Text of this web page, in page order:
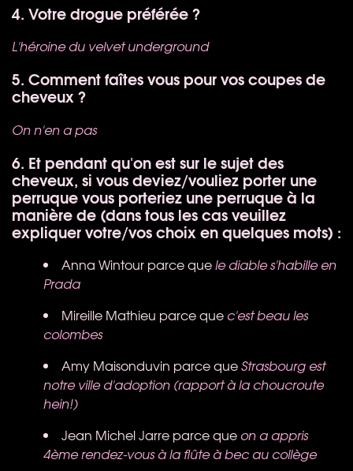
4. Votre drogue préférée ?
L'héroine du velvet underground
5. Comment faîtes vous pour vos coupes de
cheveux ?
On n'en a pas
6. Et pendant qu'on est sur le sujet des
cheveux, si vous deviez/vouliez porter une
perruque vous porteriez une perruque à la
manière de (dans tous les cas veuillez
expliquer votre/vos choix en quelques mots) :
Anna Wintour parce quele diable s'habille en
Prada
Mireille Mathieu parce que c'est beau les
colombes
Amy Maisonduvin parce queStrasbourg est
notre ville d'adoption (rapport à la choucroute
hein!)
Jean Michel Jarre parce que on a appris
4ème rendez-vous à la flûte à bec au collège